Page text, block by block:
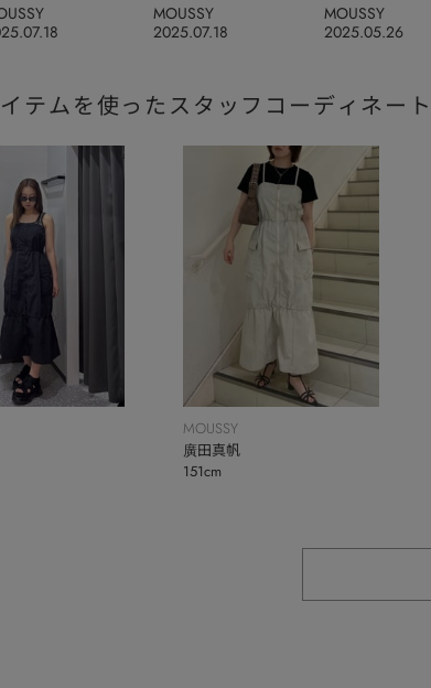
2025.07.18
MOUSSY
2025.05.26
MOUSSY
テムを使ったスタッフコーディネート
MOUSSY
廣田真帆
151cm